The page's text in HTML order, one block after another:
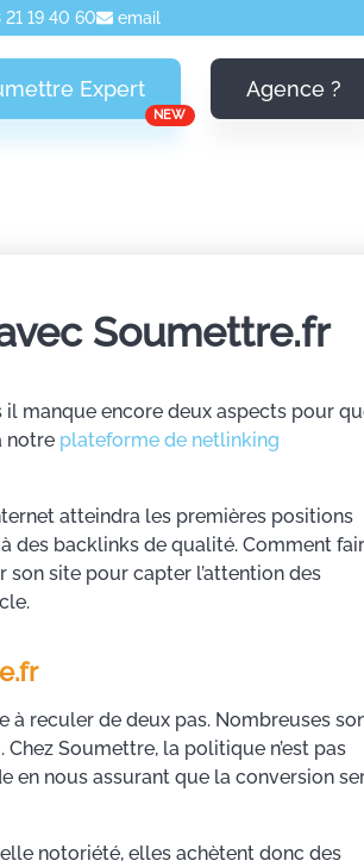
21 19 40 60 email
Expert
NEW
Agence ?
Soumettre.fr
manque encore deux aspects pour
notre plateforme de netlinking
atteindra les premières positions
des backlinks de qualité. Comment
site pour capter l’attention des
à reculer de deux pas. Nombreuses
Soumettre, la politique n’est pas
en nous assurant que la conversion
notoriété, elles achètent donc des